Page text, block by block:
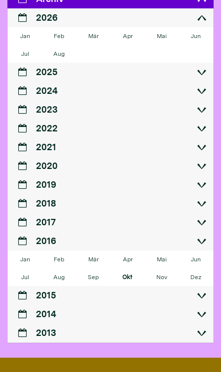
2026
Jan Feb Mär Apr Mai Jun
Jul Aug
2025
2024
2023
2022
2021
2020
2019
2018
2017
2016
Jan Feb Mär Apr Mai Jun
Jul Aug Sep Okt Nov Dez
2015
2014
2013